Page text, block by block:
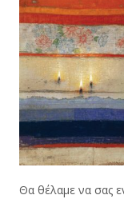
Θα θέλαμε να σας